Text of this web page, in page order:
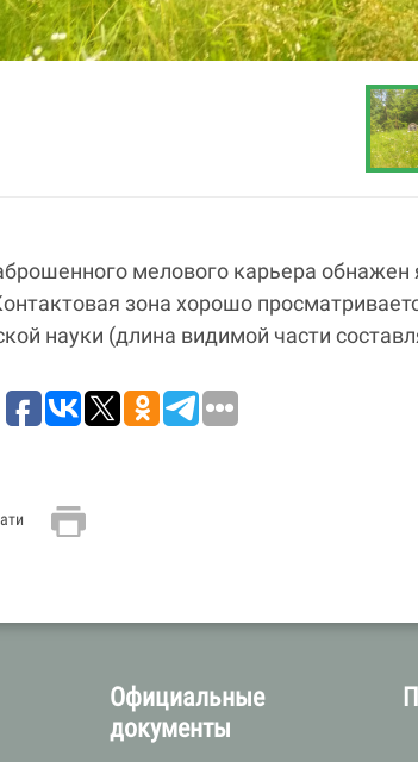
мелового карьера
зона хорошо
науки (длина видимой части
Официальные
документы